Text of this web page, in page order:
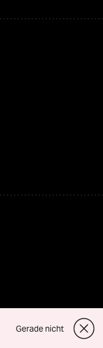
Gerade nicht